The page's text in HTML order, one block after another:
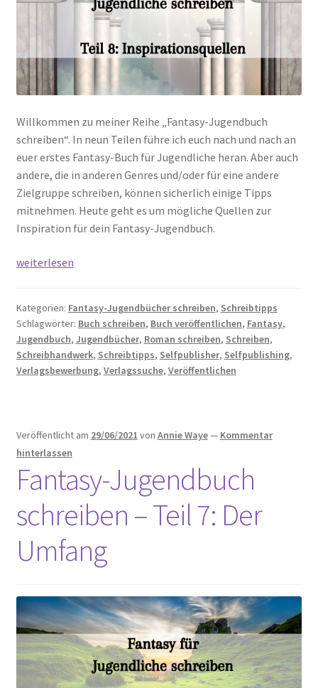
Willkommen zu meiner Reihe „Fantasy-Jugendbuch
schreiben“. In neun Teilen führe ich euch nach und nach an
euer erstes Fantasy-Buch für Jugendliche heran. Aber auch
andere, die in anderen Genres und/oder für eine andere
Zielgruppe schreiben, können sicherlich einige Tipps
mitnehmen. Heute geht es um mögliche Quellen zur
Inspiration für dein Fantasy-Jugendbuch.
Fantasy-
–
Teil
8:
Inspirationsquellen
weiterlesen
Kategorien: Fantasy-Jugendbücher schreiben, Schreibtipps
Schlagwörter: Buch schreiben, Buch veröffentlichen, Fantasy,
Jugendbuch, Jugendbücher, Roman schreiben, Schreiben,
Schreibhandwerk, Schreibtipps, Selfpublisher, Selfpublishing,
Verlagsbewerbung, Verlagssuche, Veröffentlichen
Veröffentlicht am 29/06/2021 von Annie Waye— Kommentar
hinterlassen
Fantasy-Jugendbuch
schreiben – Teil 7: Der
Umfang